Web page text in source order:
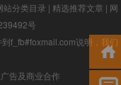
站分类目录 | 精选推荐文章 | 网
号
f_fb#foxmail.com说明，我们
告及商业合作